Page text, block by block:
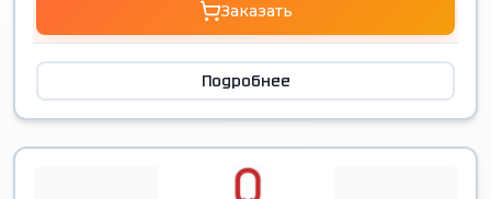
Заказать
Подробнее